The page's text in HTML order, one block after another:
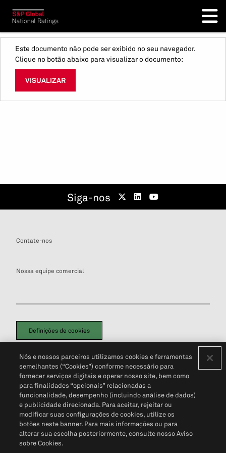
Este documento não pode ser exibido no seu navegador.
Clique no botão abaixo para visualizar o documento:
VISUALIZAR
Siga-nos
Contate-nos
Nossa equipe comercial
Definições de cookies
Política de PrivacidadePortal de privacidade do cliente (em inglês)
Não Venda Minhas Informações Pessoais© 2026 S&P Global
Nós e nossos parceiros utilizamos cookies e ferramentas
semelhantes (“Cookies”) conforme necessário para
fornecer serviços digitais e operar nosso site, bem como
para finalidades “opcionais” relacionadas a
funcionalidade, desempenho (incluindo análise de dados)
e publicidade direcionada. Para aceitar, rejeitar ou
modificar suas configurações de cookies, utilize os
botões neste banner. Para mais informações ou para
alterar sua escolha posteriormente, consulte nosso Aviso
sobre Cookies.